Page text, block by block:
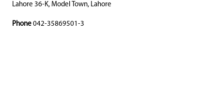
Lahore 36-K, Model Town, Lahore
Phone 042-35869501-3